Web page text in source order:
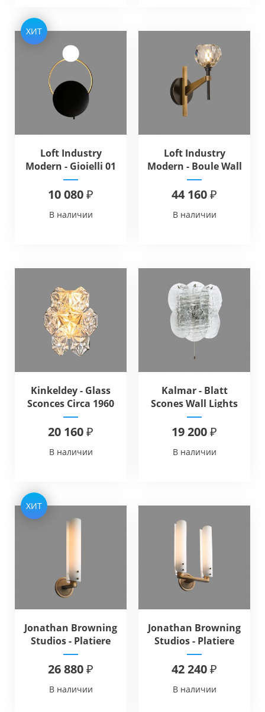
ХИТ
Loft Industry
Modern - Gioielli 01
10 080 ₽
В наличии
Loft Industry
Modern - Boule Wall
44 160 ₽
В наличии
Kinkeldey - Glass
Sconces Circa 1960
20 160 ₽
В наличии
Kalmar - Blatt
Scones Wall Lights
19 200 ₽
В наличии
ХИТ
Jonathan Browning
Studios - Platiere
Sconce
26 880 ₽
В наличии
Jonathan Browning
Studios - Platiere
Double Sconce
42 240 ₽
В наличии